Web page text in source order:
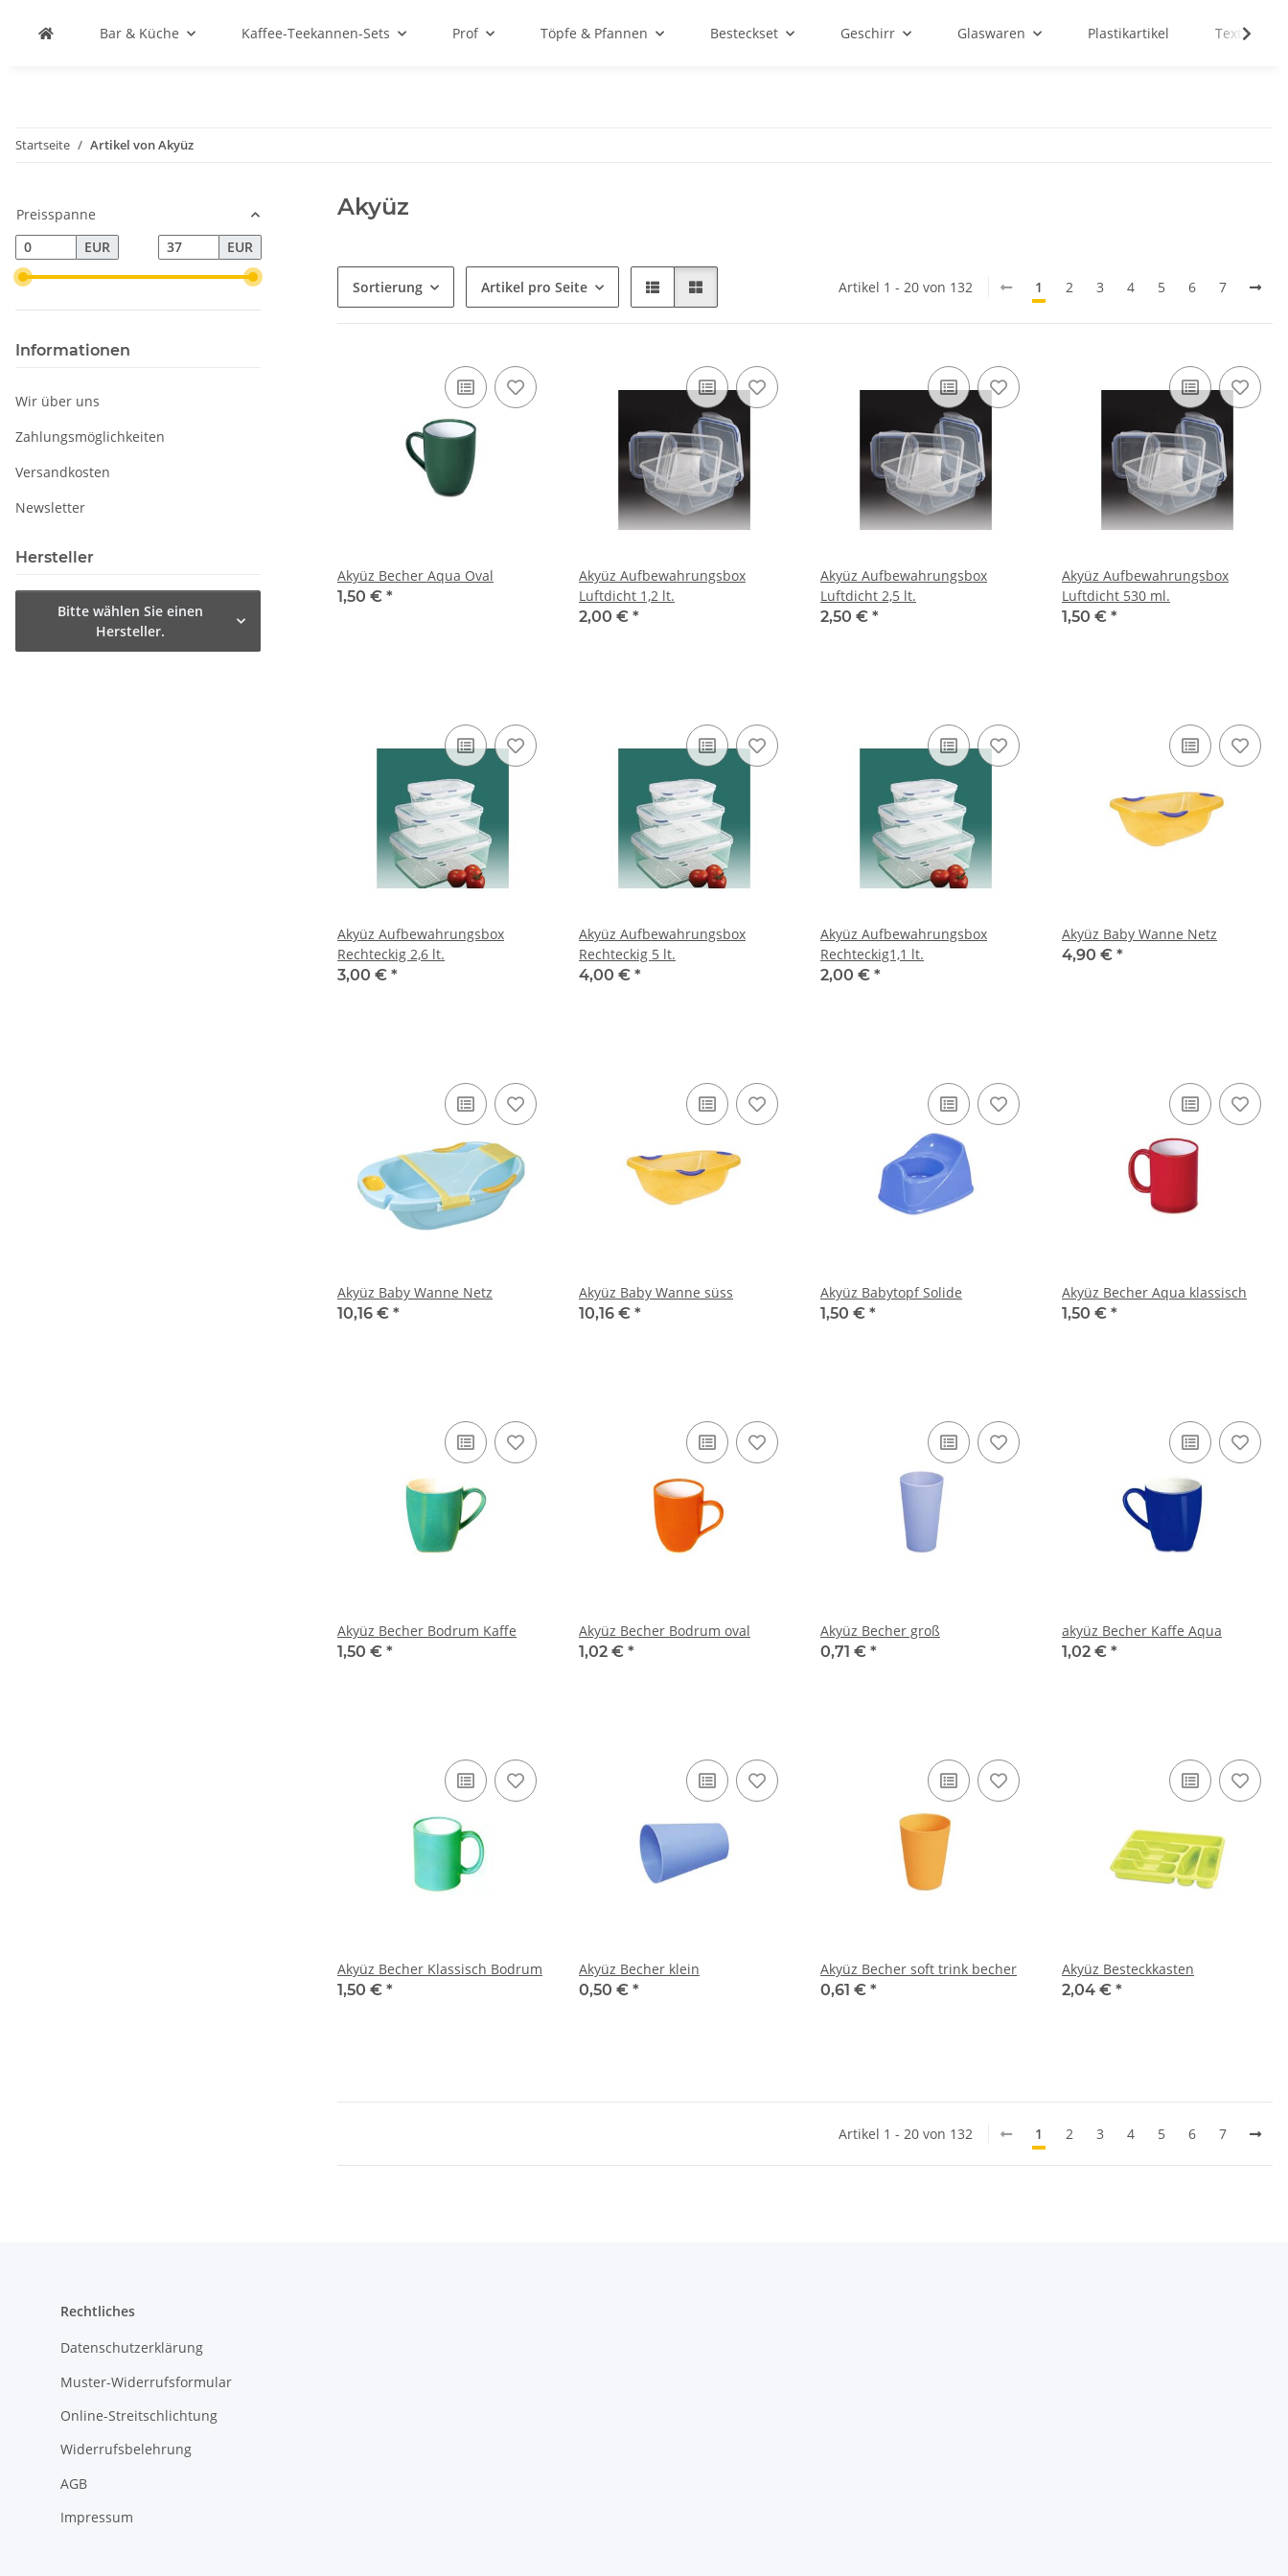
Bar & Küche Kaffee-Teekannen-Sets Prof Töpfe & Pfannen Besteckset Geschirr Glaswaren Plastikartikel Textilien
Startseite Artikel von Akyüz
Akyüz
Sortierung Artikel pro Seite Artikel 1 - 20 von 132 1 2 3 4 5 6 7
Akyüz Becher Aqua Oval
1,50 € *
Akyüz Aufbewahrungsbox
Luftdicht 1,2 lt.
2,00 € *
Akyüz Aufbewahrungsbox
Luftdicht 2,5 lt.
2,50 € *
Akyüz Aufbewahrungsbox
Luftdicht 530 ml.
1,50 € *
Akyüz Aufbewahrungsbox
Rechteckig 2,6 lt.
3,00 € *
Akyüz Aufbewahrungsbox
Rechteckig 5 lt.
4,00 € *
Akyüz Aufbewahrungsbox
Rechteckig1,1 lt.
2,00 € *
Akyüz Baby Wanne Netz
4,90 € *
Akyüz Baby Wanne Netz
10,16 € *
Akyüz Baby Wanne süss
10,16 € *
Akyüz Babytopf Solide
1,50 € *
Akyüz Becher Aqua klassisch
1,50 € *
Akyüz Becher Bodrum Kaffe
1,50 € *
Akyüz Becher Bodrum oval
1,02 € *
Akyüz Becher groß
0,71 € *
akyüz Becher Kaffe Aqua
1,02 € *
Akyüz Becher Klassisch Bodrum
1,50 € *
Akyüz Becher klein
0,50 € *
Akyüz Becher soft trink becher
0,61 € *
Akyüz Besteckkasten
2,04 € *
Artikel 1 - 20 von 132 1 2 3 4 5 6 7
Preisspanne
EUR
EUR
Informationen
Wir über uns
Zahlungsmöglichkeiten
Versandkosten
Newsletter
Hersteller
Bitte wählen Sie einen
Hersteller.
Rechtliches
Datenschutzerklärung
Muster-Widerrufsformular
Online-Streitschlichtung
Widerrufsbelehrung
AGB
Impressum